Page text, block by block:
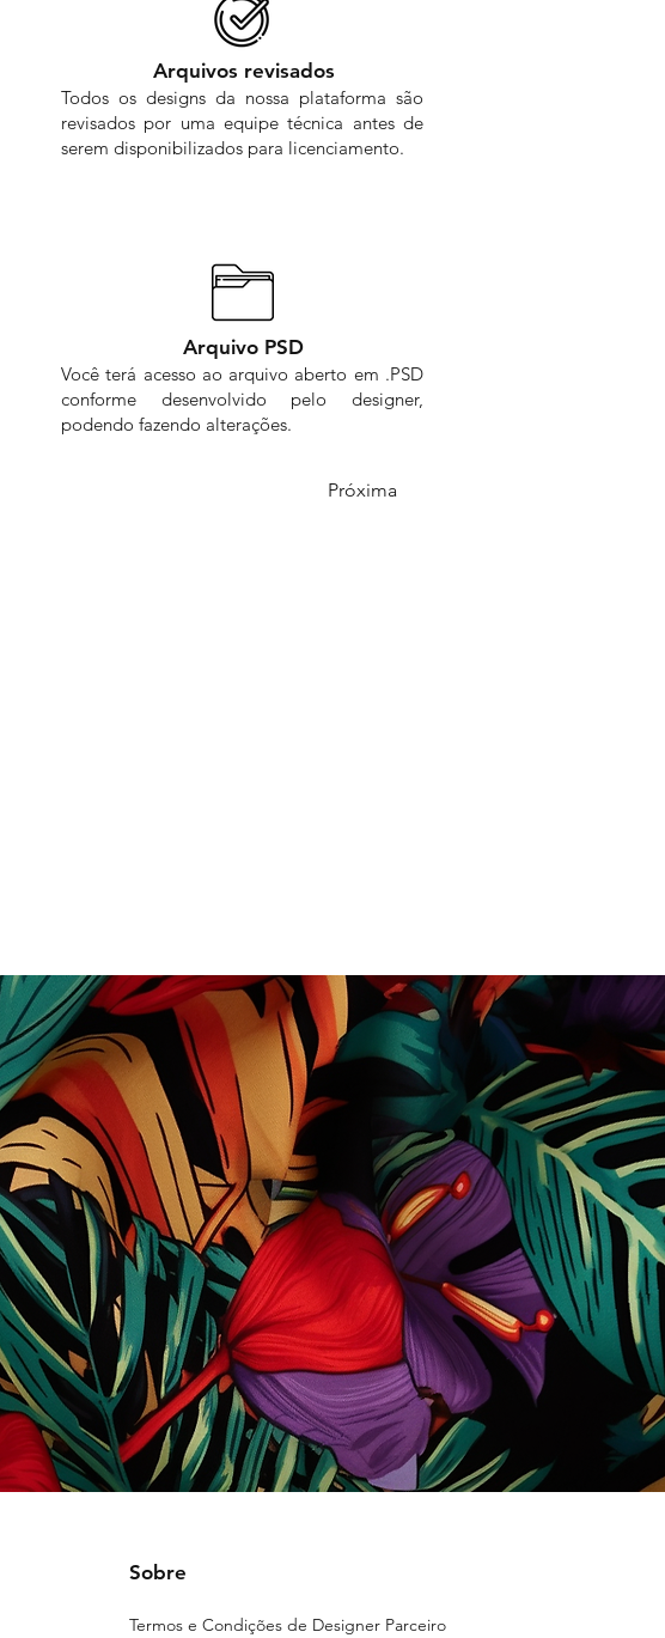
Arquivos revisados
Todos os designs da nossa plataforma são
revisados por uma equipe técnica antes de
serem disponibilizados para licenciamento.
Arquivo PSD
Você terá acesso ao arquivo aberto em .PSD
conforme desenvolvido pelo designer,
podendo fazendo alterações.
Próxima
Sobre
Termos e Condições de Designer Parceiro